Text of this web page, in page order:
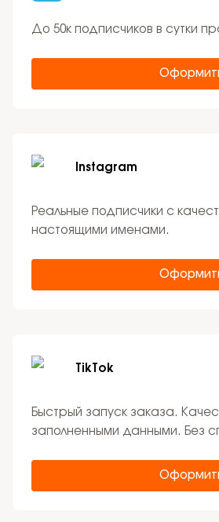
До 50к подписчиков в сутки
Instagram
Реальные подписчики с
настоящими именами.
TikTok
Быстрый запуск заказа.
заполненными данными. Без